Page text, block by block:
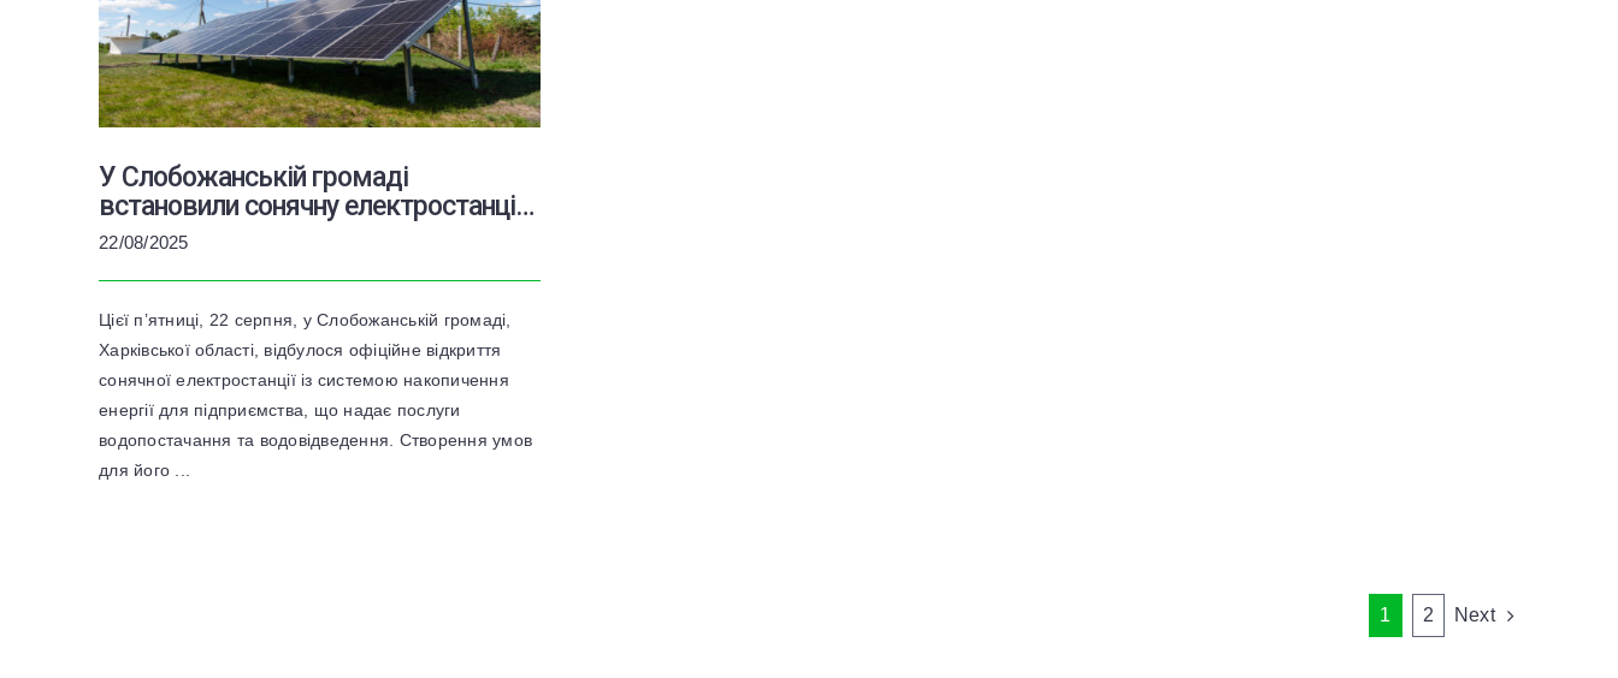
У Слобожанській громаді
встановили сонячну електростанцію
для підприємства централізованого
22/08/2025
Цієї п’ятниці, 22 серпня, у Слобожанській громаді,
Харківської області, відбулося офіційне відкриття
сонячної електростанції із системою накопичення
енергії для підприємства, що надає послуги
водопостачання та водовідведення. Створення умов
для його ...
1 2 Next